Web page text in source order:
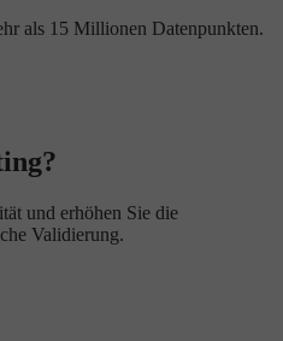
als 15 Millionen Datenpunkten.
und erhöhen Sie die
Validierung.